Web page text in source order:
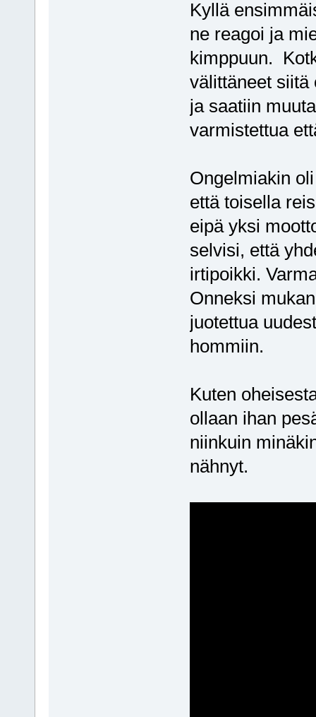
Kyllä
ne reagoi ja
kimppuun.
välittäneet
ja saatiin
varmistettua
Ongelmiakin
että toisella
eipä yksi
selvisi, että
irtipoikki.
Onneksi
juotettua
hommiin.
Kuten
ollaan ihan
niinkuin
nähnyt.